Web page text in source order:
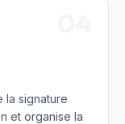
la signature
et organise la